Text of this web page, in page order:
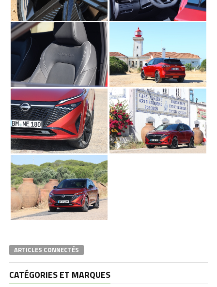
ARTICLES CONNECTÉS
CATÉGORIES ET MARQUES